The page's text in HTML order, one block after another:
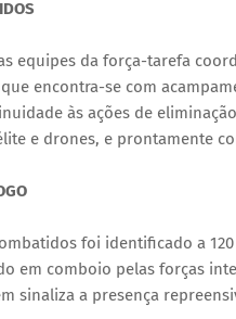
equipes da força-tarefa
que encontra-se com
às ações de
e drones, e prontamente
foi identificado a
em comboio pelas forças
sinaliza a presença